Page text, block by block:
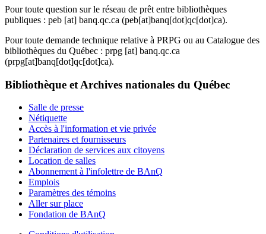
Pour toute question sur le réseau de prêt entre bibliothèques
publiques : peb [at] banq.qc.ca (peb[at]banq[dot]qc[dot]ca).
Pour toute demande technique relative à PRPG ou au Catalogue des
bibliothèques du Québec : prpg [at] banq.qc.ca
(prpg[at]banq[dot]qc[dot]ca).
Bibliothèque et Archives nationales du Québec
Salle de presse
Nétiquette
Accès à l'information et vie privée
Partenaires et fournisseurs
Déclaration de services aux citoyens
Location de salles
Abonnement à l'infolettre de BAnQ
Emplois
Paramètres des témoins
Aller sur place
Fondation de BAnQ